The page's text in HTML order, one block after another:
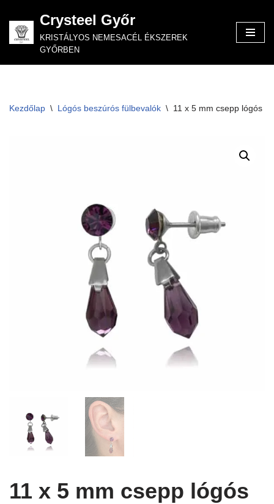
Skip
to
Crysteel Győr
KRISTÁLYOS NEMESACÉL ÉKSZEREK
GYŐRBEN
Kezdőlap \ Lógós beszúrós fülbevalók \ 11 x 5 mm csepp lógós
11 x 5 mm csepp lógós